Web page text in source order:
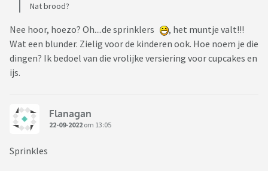
Nat brood?
Nee hoor, hoezo? Oh....de sprinklers
, het muntje valt!!!
Wat een blunder. Zielig voor de kinderen ook. Hoe noem je die
dingen? Ik bedoel van die vrolijke versiering voor cupcakes en
ijs.
Flanagan
22-09-2022 om 13:05
Sprinkles